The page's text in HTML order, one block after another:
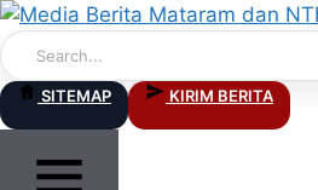
Skip
to
content
SITEMAP KIRIM BERITA